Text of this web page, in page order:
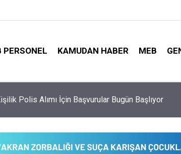
PERSONEL KAMUDAN HABER MEB
Günlük Tatiller ve Yarıyıl Tarihleri Belli Oldu